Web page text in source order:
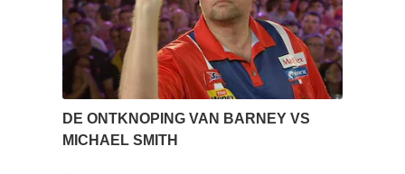
DE ONTKNOPING VAN BARNEY VS
MICHAEL SMITH